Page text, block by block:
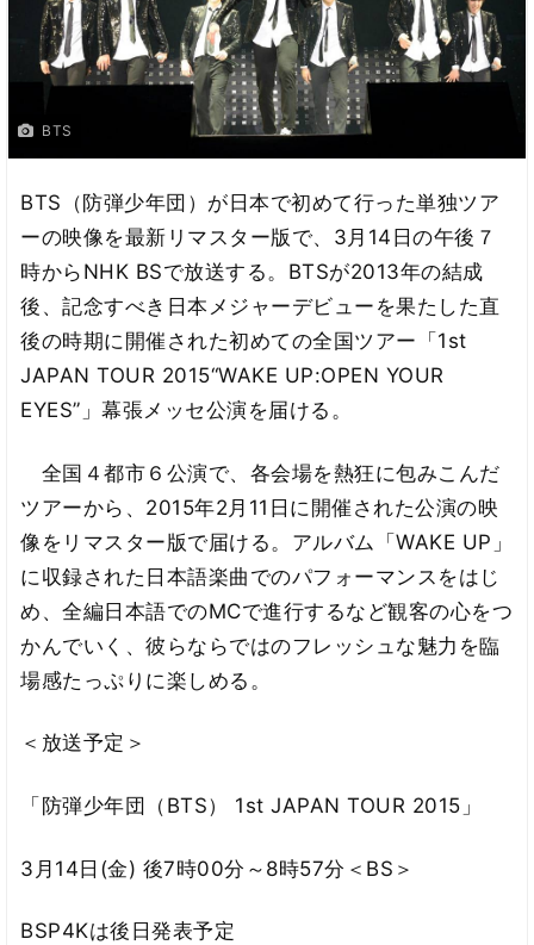
BTS
BTS（防弾少年団）が日本で初めて行った単独ツア
ーの映像を最新リマスター版で、3月14日の午後７
時からNHK BSで放送する。BTSが2013年の結成
後、記念すべき日本メジャーデビューを果たした直
後の時期に開催された初めての全国ツアー「1st
JAPAN TOUR 2015“WAKE UP:OPEN YOUR
EYES”」幕張メッセ公演を届ける。
全国４都市６公演で、各会場を熱狂に包みこんだ
ツアーから、2015年2月11日に開催された公演の映
像をリマスター版で届ける。アルバム「WAKE UP」
に収録された日本語楽曲でのパフォーマンスをはじ
め、全編日本語でのMCで進行するなど観客の心をつ
かんでいく、彼らならではのフレッシュな魅力を臨
場感たっぷりに楽しめる。
＜放送予定＞
「防弾少年団（BTS） 1st JAPAN TOUR 2015」
3月14日(金) 後7時00分～8時57分＜BS＞
BSP4Kは後日発表予定